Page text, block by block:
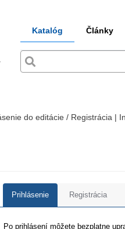
Katalóg Články
do editácie / Registrácia |
Prihlásenie Registrácia
Po prihlásení môžete bezplatne